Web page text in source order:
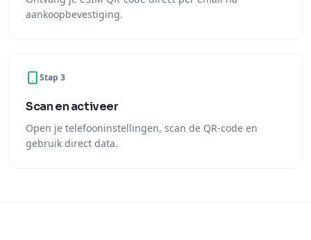
aankoopbevestiging.
Stap 3
Scan en activeer
Open je telefooninstellingen, scan de QR-code en
gebruik direct data.